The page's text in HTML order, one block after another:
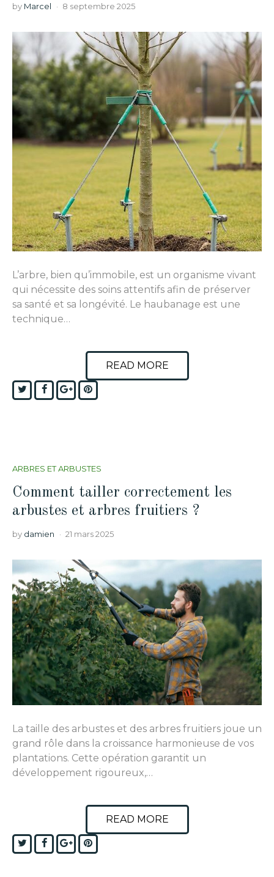
by Marcel 8 septembre 2025
L’arbre, bien qu’immobile, est un organisme vivant
qui nécessite des soins attentifs afin de préserver
sa santé et sa longévité. Le haubanage est une
technique…
READ MORE
TwitterFacebook
Google+Pinterest
ARBRES ET ARBUSTES
Comment tailler correctement les
arbustes et arbres fruitiers ?
by damien 21 mars 2025
La taille des arbustes et des arbres fruitiers joue un
grand rôle dans la croissance harmonieuse de vos
plantations. Cette opération garantit un
développement rigoureux,…
READ MORE
TwitterFacebook
Google+Pinterest